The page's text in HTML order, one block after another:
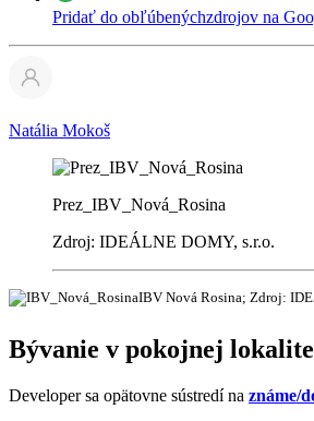
Pridať do obľúbenýchzdrojov na
Natália Mokoš
Prez_IBV_Nová_Rosina
Zdroj: IDEÁLNE DOMY, s.r.o.
IBV Nová Rosina; Zdroj:
Bývanie v pokojnej lokalite
Developer sa opätovne sústredí na známe/